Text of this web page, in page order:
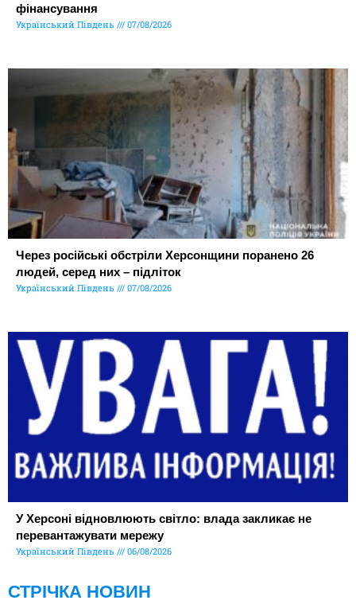
фінансування
Український Південь 07/08/2026
Через російські обстріли Херсонщини поранено 26
людей, серед них – підліток
Український Південь 07/08/2026
У Херсоні відновлюють світло: влада закликає не
перевантажувати мережу
Український Південь 06/08/2026
СТРІЧКА НОВИН